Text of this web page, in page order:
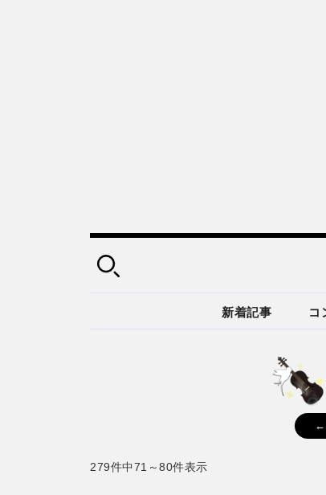
新着記事 コ
←
279件中71～80件表示